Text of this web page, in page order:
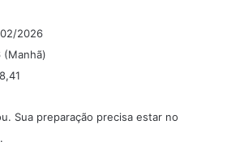
2026
(Manhã)
Sua preparação precisa estar no